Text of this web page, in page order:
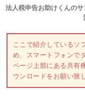
法人税申告お助けくんの
ここで紹介しているソ
め、スマートフォンで
ページ上部にある共有
ウンロードをお願い致